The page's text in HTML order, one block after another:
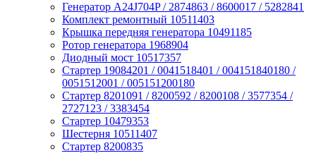
Генератор A24J704P / 2874863 / 8600017 / 5282841
Комплект ремонтный 10511403
Крышка передняя генератора 10491185
Ротор генератора 1968904
Диодный мост 10517357
Стартер 19084201 / 0041518401 / 004151840180 /
0051512001 / 005151200180
Стартер 8201091 / 8200592 / 8200108 / 3577354 /
2727123 / 3383454
Стартер 10479353
Шестерня 10511407
Стартер 8200835